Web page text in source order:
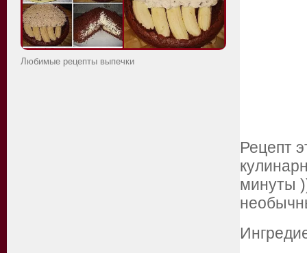
Рецепт
минуты
Любимые рецепты выпечки